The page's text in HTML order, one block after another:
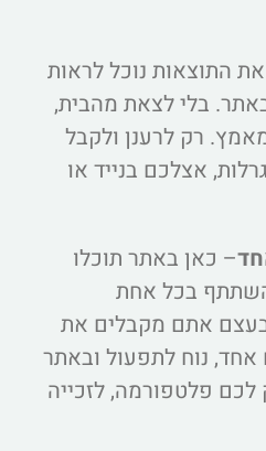
התוצאות נוכל לראות
בלי לצאת מהבית,
רק לרענן ולקבל
אצלכם בנייד או
– כאן באתר תוכלו
בכל אחת
אתם מקבלים את
נוח לתפעול ובאתר
פלטפורמה, לזכייה